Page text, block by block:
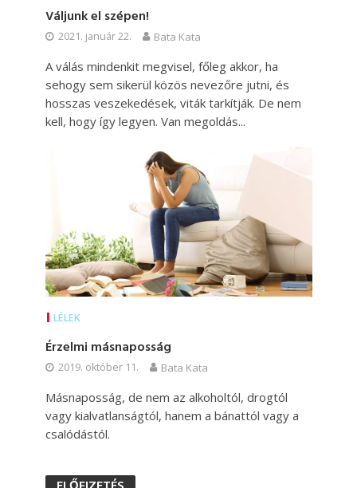
Váljunk el szépen!
2021. január 22. Bata Kata
A válás mindenkit megvisel, főleg akkor, ha
sehogy sem sikerül közös nevezőre jutni, és
hosszas veszekedések, viták tarkítják. De nem
kell, hogy így legyen. Van megoldás...
LÉLEK
Érzelmi másnaposság
2019. október 11. Bata Kata
Másnaposság, de nem az alkoholtól, drogtól
vagy kialvatlanságtól, hanem a bánattól vagy a
csalódástól.